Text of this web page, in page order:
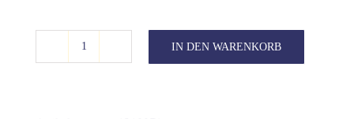
IN DEN WARENKORB